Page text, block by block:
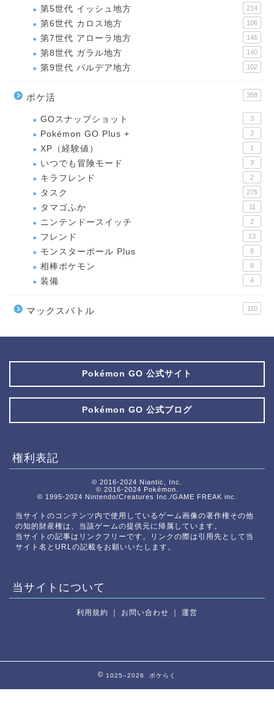
第5世代 イッシュ地方 214
第6世代 カロス地方 106
第7世代 アローラ地方 146
第8世代 ガラル地方 140
第9世代 パルデア地方 102
ポケ活 358
GOスナップショット 3
Pokémon GO Plus + 3
XP（経験値） 1
いつでも冒険モード 3
キラフレンド 2
タスク 276
タマゴふか 11
ニンテンドースイッチ 2
フレンド 13
モンスターボール Plus 6
相棒ポケモン 8
装備 4
マックスバトル 110
Pokémon GO 公式サイト
Pokémon GO 公式ブログ
権利表記
© 2016-2024 Niantic, Inc.
© 2016-2024 Pokémon.
© 1995-2024 Nintendo/Creatures Inc./GAME FREAK inc.
当サイトのコンテンツ内で使用しているゲーム画像の著作権その他
の知的財産権は、当該ゲームの提供元に帰属しています。
当サイトの記事はリンクフリーです。リンクの際は引用先として当
サイト名とURLの記載をお願いいたします。
当サイトについて
利用規約 お問い合わせ 運営
1025–2026 ポケらく